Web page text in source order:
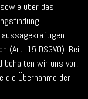
über das
(Art. 15 DSGVO). Bei
behalten wir uns vor,
Übernahme der